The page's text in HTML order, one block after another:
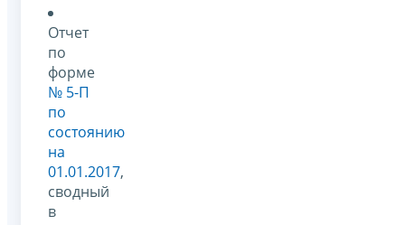
Отчет
по
форме
№ 5-П
по
состоянию
на
01.01.2017,
сводный
в